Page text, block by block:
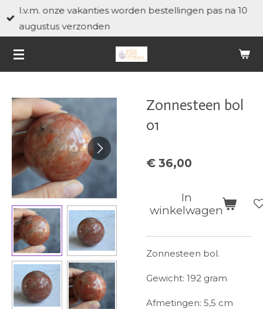
Ga
direct
de
I.v.m. onze vakanties worden bestellingen pas na 10
augustus verzonden
Zonnesteen bol
01
€ 36,00
In
winkelwagen
Zonnesteen bol.
Gewicht: 192 gram
Afmetingen: 5,5 cm